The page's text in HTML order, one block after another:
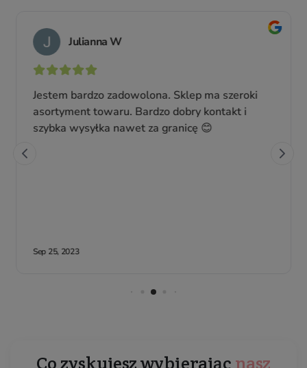
Co zyskujesz wybierając nasz